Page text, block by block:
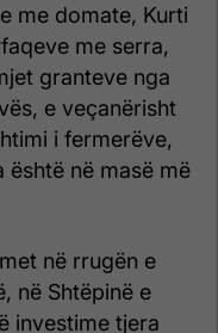
me domate, Kurti
me serra,
granteve nga
e veçanërisht
i fermerëve,
në masë më
në rrugën e
në Shtëpinë e
investime tjera